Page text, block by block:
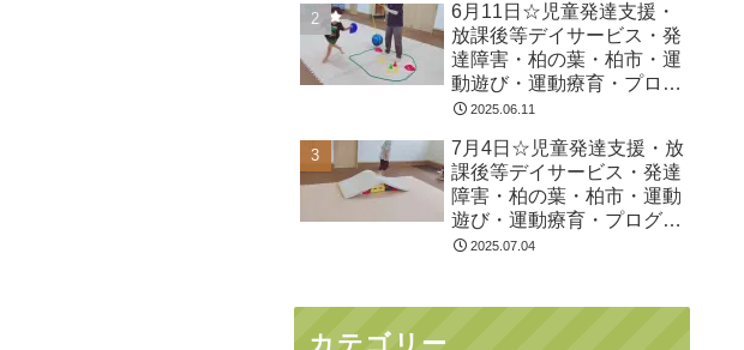
6月11日☆児童発達支援・
放課後等デイサービス・発
達障害・柏の葉・柏市・運
動遊び・運動療育・プログ
ラム・楽しい療育
2025.06.11
7月4日☆児童発達支援・放
課後等デイサービス・発達
障害・柏の葉・柏市・運動
遊び・運動療育・プログラ
ム・楽しい療育
2025.07.04
カテゴリー